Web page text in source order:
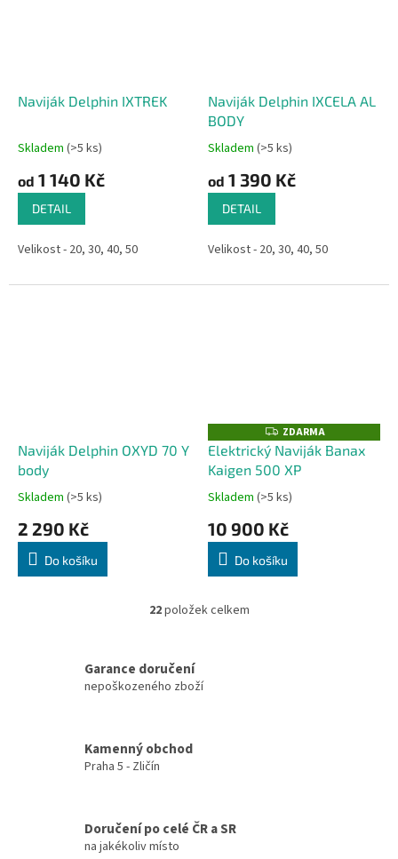
Naviják Delphin IXTREK
Skladem (>5 ks)
od 1 140 Kč
DETAIL
Velikost - 20, 30, 40, 50
Naviják Delphin IXCELA AL
BODY
Skladem (>5 ks)
od 1 390 Kč
DETAIL
Velikost - 20, 30, 40, 50
Naviják Delphin OXYD 70 Y
body
Skladem (>5 ks)
2 290 Kč
Do košíku
Z
D
A
R
A
ZDARMA
Elektrický Naviják Banax
Kaigen 500 XP
Skladem (>5 ks)
10 900 Kč
Do košíku
O
d
y
v
22položek celkem
Garance doručení
nepoškozeného zboží
Kamenný obchod
Praha 5 - Zličín
Doručení po celé ČR a SR
na jakékoliv místo